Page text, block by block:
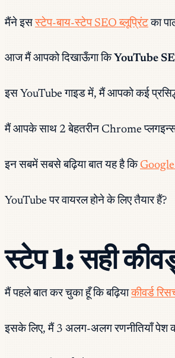
मैंने इसस्टेप-बाय-स्टेप SEO ब्लूप्रिंटका
आज मैं आपको दिखाऊँगा कि YouTube
इस YouTube गाइड में, मैं आपको कई
मैं आपके साथ 2 बेहतरीन Chrome प्लगइन्स
इन सबमें सबसे बढ़िया बात यह है कि Google
YouTube पर वायरल होने के लिए तैयार हैं?
स्टेप 1: सही
मैं पहले बात कर चुका हूँ कि बढ़ियाकीवर्ड
इसके लिए, मैं 3 अलग-अलग रणनीतियाँ पेश